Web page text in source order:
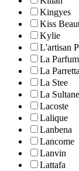
Kingyes
Kiss
Kylie
L'artisan
La
La Parretta
La Stee
La
Lacoste
Lalique
Lanbena
Lancome
Lanvin
Lattafa